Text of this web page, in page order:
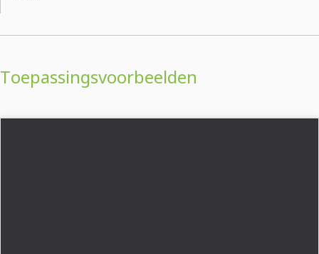
Toepassingsvoorbeelden